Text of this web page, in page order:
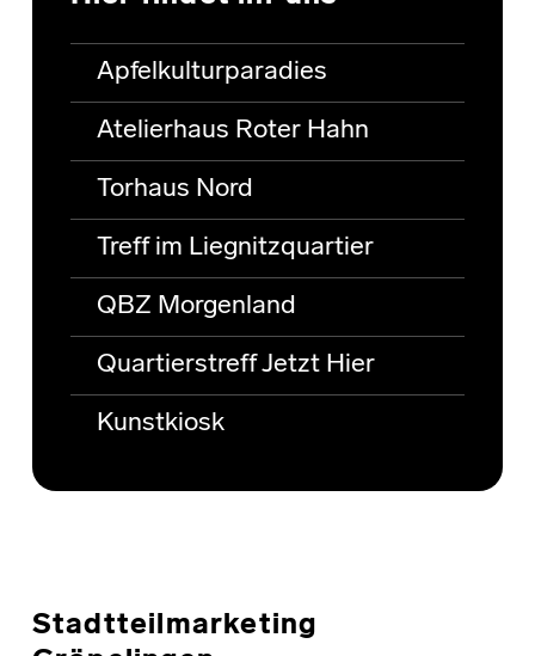
Apfelkulturparadies
Atelierhaus Roter Hahn
Torhaus Nord
Treff im Liegnitzquartier
QBZ Morgenland
Quartierstreff Jetzt Hier
Kunstkiosk
Stadtteilmarketing